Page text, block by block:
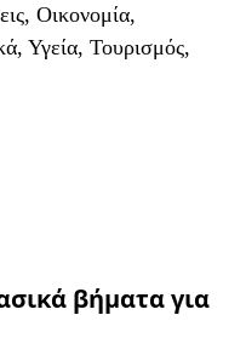
Οικονομία,
Υγεία, Τουρισμός,
βήματα για